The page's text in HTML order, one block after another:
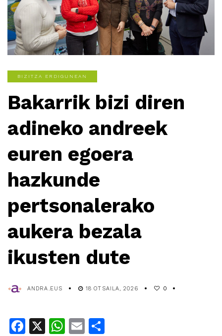
BIZITZA ERDIGUNEAN
Bakarrik bizi diren
adineko andreek
euren egoera
hazkunde
pertsonalerako
aukera bezala
ikusten dute
ANDRA.EUS 18 OTSAILA, 2026 0
Facebook
X WhatsApp
Email